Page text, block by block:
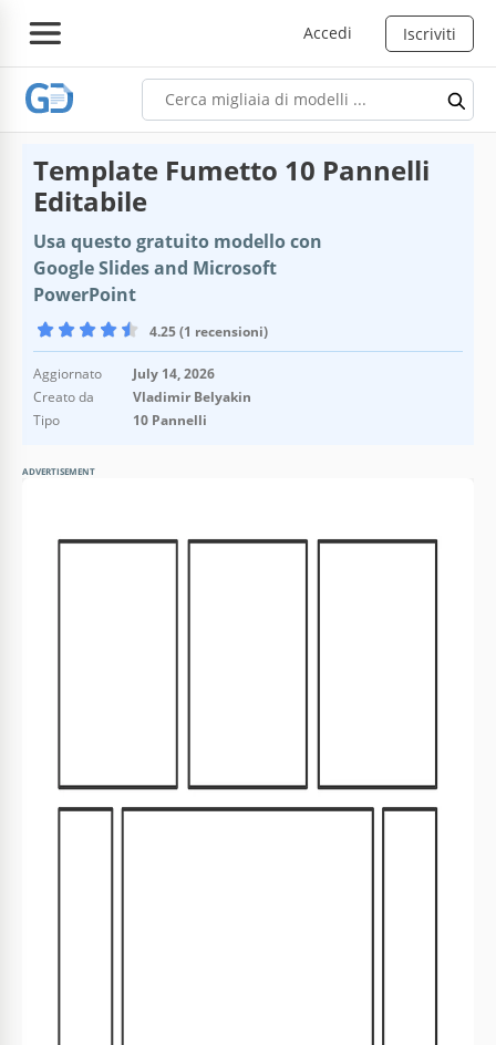
Accedi Iscriviti
Template Fumetto 10 Pannelli
Editabile
Usa questo gratuito modello con
Google Slides and Microsoft
PowerPoint
4.25 (1 recensioni)
Aggiornato
July 14, 2026
Creato da
Vladimir Belyakin
Tipo
10 Pannelli
ADVERTISEMENT